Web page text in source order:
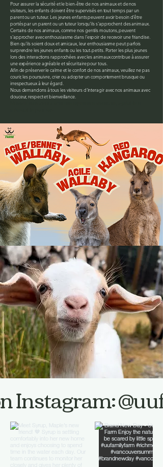
Pour assurer la sécurité et le bien-être de nos animaux et de nos
visiteurs, les enfants doivent être supervisés en tout temps par un
parent ou un tuteur. Les jeunes enfants peuvent avoir besoin d'être
portés par un parent ou un tuteur lorsqu'ils s'approchent des animaux.
Certains de nos animaux, comme nos gentils moutons, peuvent
s'approcher avec enthousiasme dans l'espoir de recevoir une friandise.
Bien qu'ils soient doux et amicaux, leur enthousiasme peut parfois
surprendre les jeunes enfants ou les tout-petits. Porter les plus jeunes
lors des interactions rapprochées avec les animaux contribue à assurer
une expérience agréable et sécuritaire pour tous.
Afin de préserver le calme et le confort de nos animaux, veuillez ne pas
courir, les poursuivre, crier ou adopter un comportement brusque ou
irrespectueux à leur égard.
Nous demandons à tous les visiteurs d'interagir avec nos animaux avec
douceur, respect et bienveillance.
Instagram: